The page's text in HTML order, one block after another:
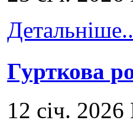
Гурткова
12 січ. 2026